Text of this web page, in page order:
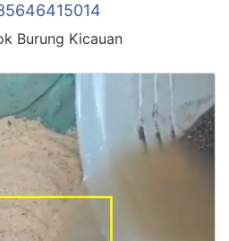
Burung Kicauan